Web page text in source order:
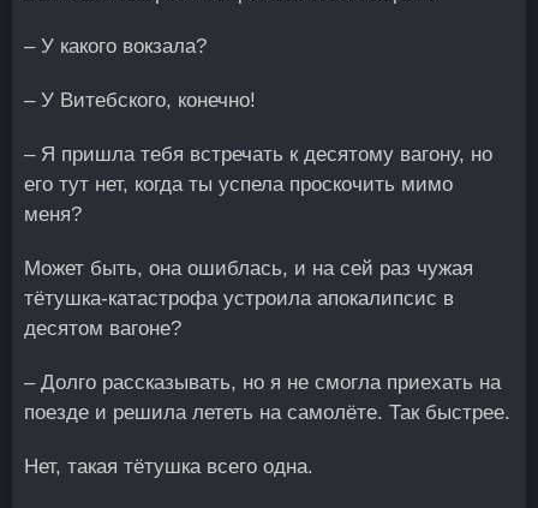
– У какого вокзала?
– У Витебского, конечно!
– Я пришла тебя встречать к десятому вагону, но
его тут нет, когда ты успела проскочить мимо
меня?
Может быть, она ошиблась, и на сей раз чужая
тётушка-катастрофа устроила апокалипсис в
десятом вагоне?
– Долго рассказывать, но я не смогла приехать на
поезде и решила лететь на самолёте. Так быстрее.
Нет, такая тётушка всего одна.